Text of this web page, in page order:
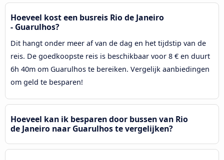
Hoeveel kost een busreis Rio de Janeiro
- Guarulhos?
Dit hangt onder meer af van de dag en het tijdstip van de
reis. De goedkoopste reis is beschikbaar voor 8 € en duurt
6h 40m om Guarulhos te bereiken. Vergelijk aanbiedingen
om geld te besparen!
Hoeveel kan ik besparen door bussen van Rio
de Janeiro naar Guarulhos te vergelijken?